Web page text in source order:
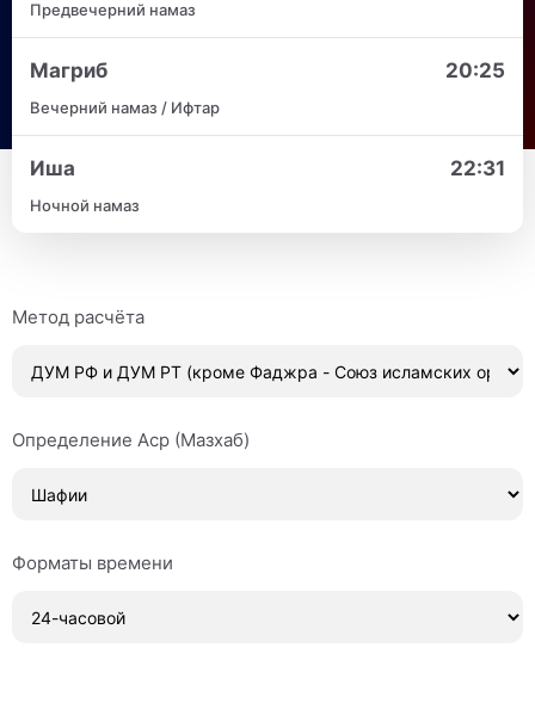
Предвечерний намаз
Магриб 20:25
Вечерний намаз / Ифтар
Иша 22:31
Ночной намаз
Метод расчёта
Определение Аср (Мазхаб)
Форматы времени